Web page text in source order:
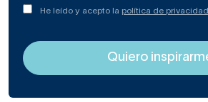
He leído y acepto la política de privacidad